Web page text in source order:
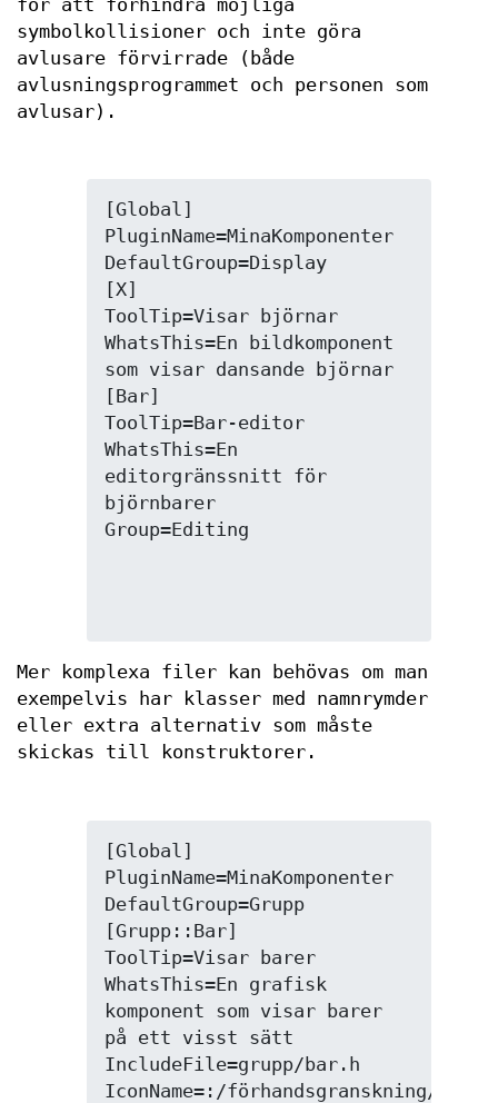
för att förhindra möjliga
symbolkollisioner och inte göra
avlusare förvirrade (både
avlusningsprogrammet och personen som
avlusar).
[Global]
PluginName=MinaKomponenter
DefaultGroup=Display
[X]
ToolTip=Visar björnar
WhatsThis=En bildkomponent
som visar dansande björnar
[Bar]
ToolTip=Bar-editor
WhatsThis=En
editorgränssnitt för
björnbarer
Mer komplexa filer kan behövas om man
exempelvis har klasser med namnrymder
eller extra alternativ som måste
skickas till konstruktorer.
[Global]
PluginName=MinaKomponenter
DefaultGroup=Grupp
[Grupp::Bar]
ToolTip=Visar barer
WhatsThis=En grafisk
komponent som visar barer
på ett visst sätt
IncludeFile=grupp/bar.h
IconName=:/förhandsgranskning/